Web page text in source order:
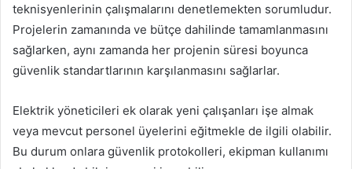
teknisyenlerinin çalışmalarını denetlemekten sorumludur.
Projelerin zamanında ve bütçe dahilinde tamamlanmasını
sağlarken, aynı zamanda her projenin süresi boyunca
güvenlik standartlarının karşılanmasını sağlarlar.
Elektrik yöneticileri ek olarak yeni çalışanları işe almak
veya mevcut personel üyelerini eğitmekle de ilgili olabilir.
Bu durum onlara güvenlik protokolleri, ekipman kullanımı